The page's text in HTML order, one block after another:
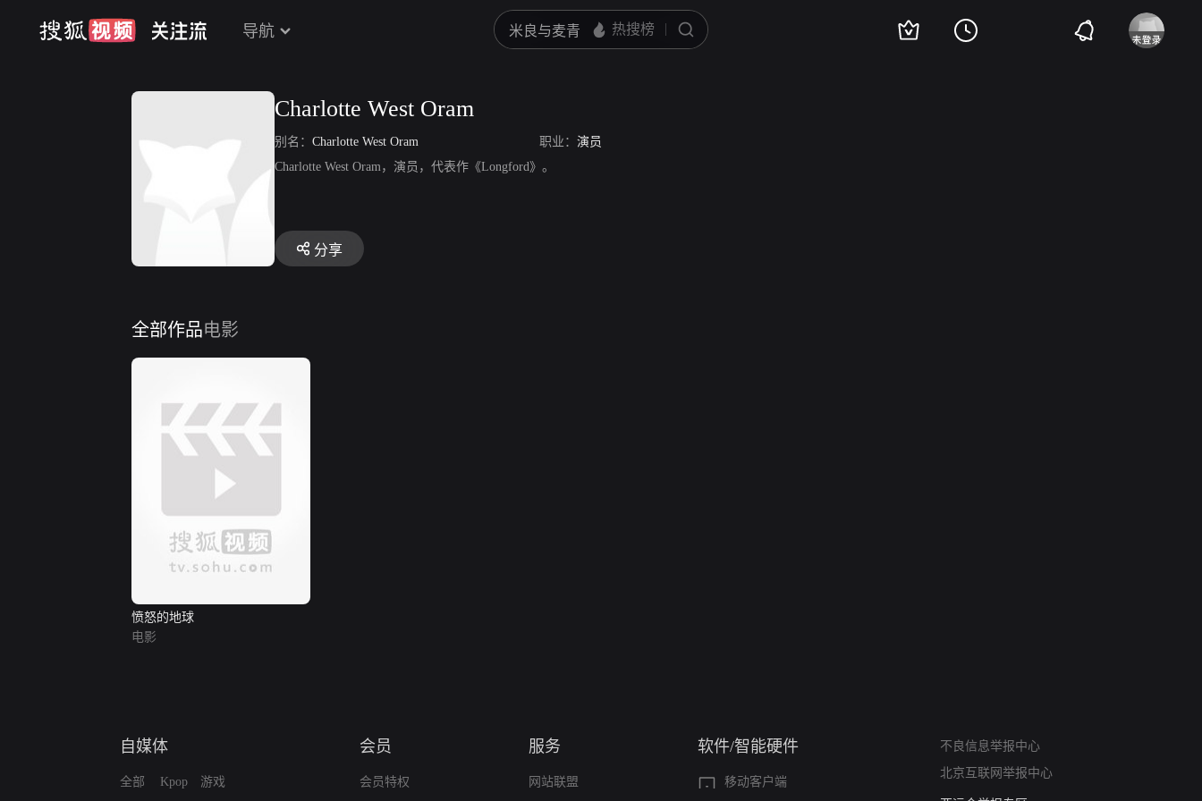
导航
Charlotte West Oram
别名： Charlotte West Oram 职业： 演员
Charlotte West Oram，演员，代表作《Longford》。
分享
全部作品电影
愤怒的地球
电影
自媒体
全部 Kpop 游戏
会员
会员特权
服务
网站联盟
软件/智能硬件
移动客户端
不良信息举报中心
北京互联网举报中心
算法推荐专项举报